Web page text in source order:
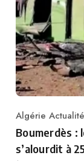
Category
Algérie
Boumerdès :
s’alourdit à